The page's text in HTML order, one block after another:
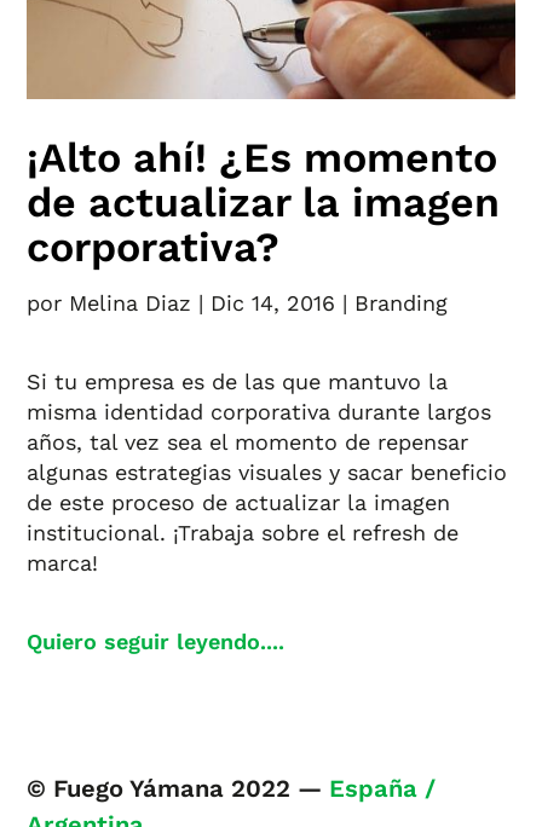
¡Alto ahí! ¿Es momento
de actualizar la imagen
corporativa?
por Melina Diaz | Dic 14, 2016 | Branding
Si tu empresa es de las que mantuvo la
misma identidad corporativa durante largos
años, tal vez sea el momento de repensar
algunas estrategias visuales y sacar beneficio
de este proceso de actualizar la imagen
institucional. ¡Trabaja sobre el refresh de
marca!
Quiero seguir leyendo....
© Fuego Yámana 2022 — España /